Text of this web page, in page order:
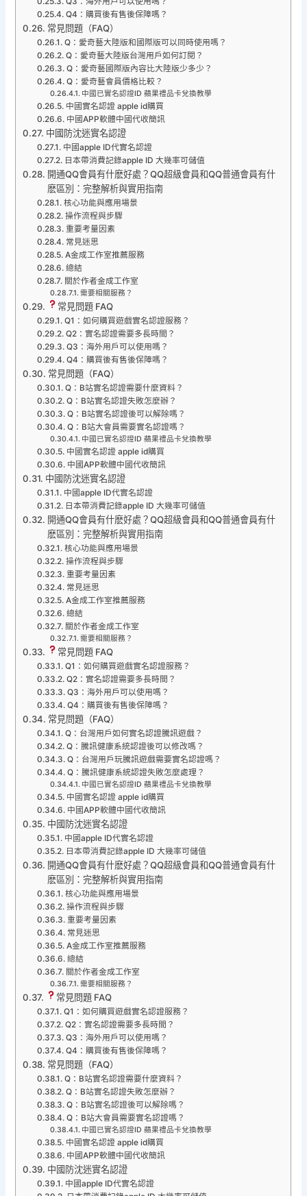
Q4：購買後有售後保障嗎？
常見問題（FAQ）
Q：愛奇藝大陸版和國際版可以同時使用嗎？
Q：愛奇藝大陸版台灣用戶如何訂閱？
Q：愛奇藝國際版內容比大陸版少多少？
Q：愛奇藝會員價格比較？
中國已實名認證ID 蘋果禮品卡兌換教學
中國實名認證 apple id購買
中國APP軟體中國代收簡訊
中國防沈迷實名認證
中國apple ID代實名認證
日本帶消費記錄apple ID 大幾率可儲值
開通QQ會員有什麽好處？QQ超級會員和QQ普通會員有什
麽區別：完整解析與實用指南
核心功能與應用場景
操作流程與步驟
重要考量因素
常見迷思
A金成工作室推薦服務
總結
關於作者金成工作室
需要相關服務？
常見問題 FAQ
Q1：如何購買遊戲實名認證服務？
Q2：實名認證需要多長時間？
Q3：海外用戶可以使用嗎？
Q4：購買後有售後保障嗎？
常見問題（FAQ）
Q：B站實名認證需要什麼資料？
Q：B站實名認證失敗怎麼辦？
Q：B站實名認證後可以解除嗎？
Q：B站大會員需要實名認證嗎？
中國已實名認證ID 蘋果禮品卡兌換教學
中國實名認證 apple id購買
中國APP軟體中國代收簡訊
中國防沈迷實名認證
中國apple ID代實名認證
日本帶消費記錄apple ID 大幾率可儲值
開通QQ會員有什麽好處？QQ超級會員和QQ普通會員有什
麽區別：完整解析與實用指南
核心功能與應用場景
操作流程與步驟
重要考量因素
常見迷思
A金成工作室推薦服務
總結
關於作者金成工作室
需要相關服務？
常見問題 FAQ
Q1：如何購買遊戲實名認證服務？
Q2：實名認證需要多長時間？
Q3：海外用戶可以使用嗎？
Q4：購買後有售後保障嗎？
常見問題（FAQ）
Q：台灣用戶如何實名認證騰訊遊戲？
Q：騰訊健康系統認證後可以修改嗎？
Q：台灣用戶玩騰訊遊戲需要實名認證嗎？
Q：騰訊健康系統認證失敗怎麼處理？
中國已實名認證ID 蘋果禮品卡兌換教學
中國實名認證 apple id購買
中國APP軟體中國代收簡訊
中國防沈迷實名認證
中國apple ID代實名認證
日本帶消費記錄apple ID 大幾率可儲值
開通QQ會員有什麽好處？QQ超級會員和QQ普通會員有什
麽區別：完整解析與實用指南
核心功能與應用場景
操作流程與步驟
重要考量因素
常見迷思
A金成工作室推薦服務
總結
關於作者金成工作室
需要相關服務？
常見問題 FAQ
Q1：如何購買遊戲實名認證服務？
Q2：實名認證需要多長時間？
Q3：海外用戶可以使用嗎？
Q4：購買後有售後保障嗎？
常見問題（FAQ）
Q：B站實名認證需要什麼資料？
Q：B站實名認證失敗怎麼辦？
Q：B站實名認證後可以解除嗎？
Q：B站大會員需要實名認證嗎？
中國已實名認證ID 蘋果禮品卡兌換教學
中國實名認證 apple id購買
中國APP軟體中國代收簡訊
中國防沈迷實名認證
中國apple ID代實名認證